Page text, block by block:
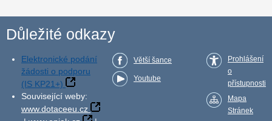
Důležité odkazy
Elektronické podání
žádosti o podporu
(IS KP21+)
Související weby:
www.dotaceeu.cz
Větší šance
Youtube
Prohlášení
o
přístupnosti
Mapa
Stránek